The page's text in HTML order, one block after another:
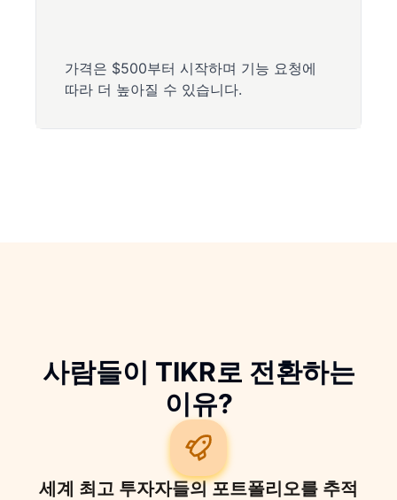
가격은 $500부터 시작하며 기능 요청에
따라 더 높아질 수 있습니다.
사람들이 TIKR로 전환하는
이유?
세계 최고 투자자들의 포트폴리오를 추적